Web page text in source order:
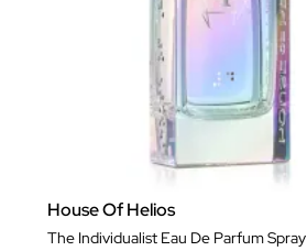
House Of Helios
The Individualist Eau De Parfum Spray